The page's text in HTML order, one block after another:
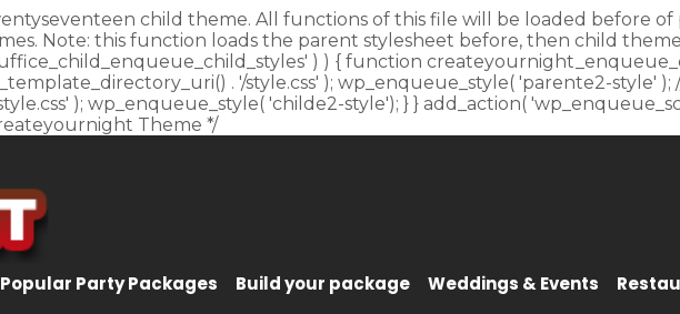
child theme. All functions of this file will be loaded before
Note: this function loads the parent stylesheet before, then child
) ) { function
. '/style.css' ); wp_enqueue_style( 'parente2-style'
); wp_enqueue_style( 'childe2-style'); } } add_action(
Theme */
Party Packages Build your package Weddings & Events